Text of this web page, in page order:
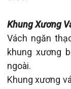
Khung Xương
Vách ngăn
khung xương
ngoài.
Khung xương